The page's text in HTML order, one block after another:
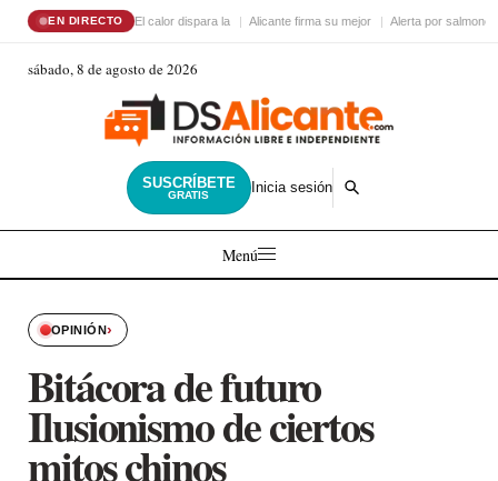
EN DIRECTO El calor dispara la Alicante firma su mejor Alerta por
sábado, 8 de agosto de 2026
SUSCRÍBETE
GRATIS Inicia sesión
Menú
OPINIÓN›
Bitácora de futuro
Ilusionismo de ciertos
mitos chinos